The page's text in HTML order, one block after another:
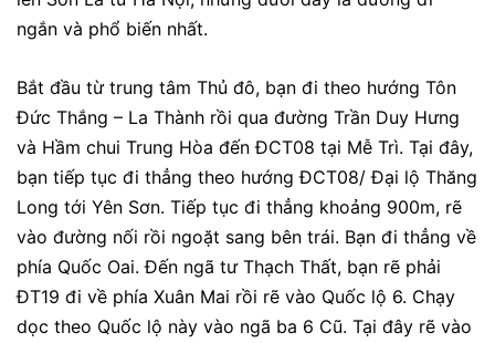
ngắn và phổ biến nhất.
Bắt đầu từ trung tâm Thủ đô, bạn đi theo hướng Tôn
Đức Thắng – La Thành rồi qua đường Trần Duy Hưng
và Hầm chui Trung Hòa đến ĐCT08 tại Mễ Trì. Tại đây,
bạn tiếp tục đi thẳng theo hướng ĐCT08/ Đại lộ Thăng
Long tới Yên Sơn. Tiếp tục đi thẳng khoảng 900m, rẽ
vào đường nối rồi ngoặt sang bên trái. Bạn đi thẳng về
phía Quốc Oai. Đến ngã tư Thạch Thất, bạn rẽ phải
ĐT19 đi về phía Xuân Mai rồi rẽ vào Quốc lộ 6. Chạy
dọc theo Quốc lộ này vào ngã ba 6 Cũ. Tại đây rẽ vào